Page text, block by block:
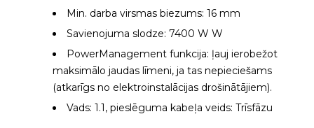
Min. darba virsmas biezums: 16 mm
Savienojuma slodze: 7400 W W
PowerManagement funkcija: ļauj ierobežot
maksimālo jaudas līmeni, ja tas nepieciešams
(atkarīgs no elektroinstalācijas drošinātājiem).
Vads: 1.1, pieslēguma kabeļa veids: Trīsfāzu